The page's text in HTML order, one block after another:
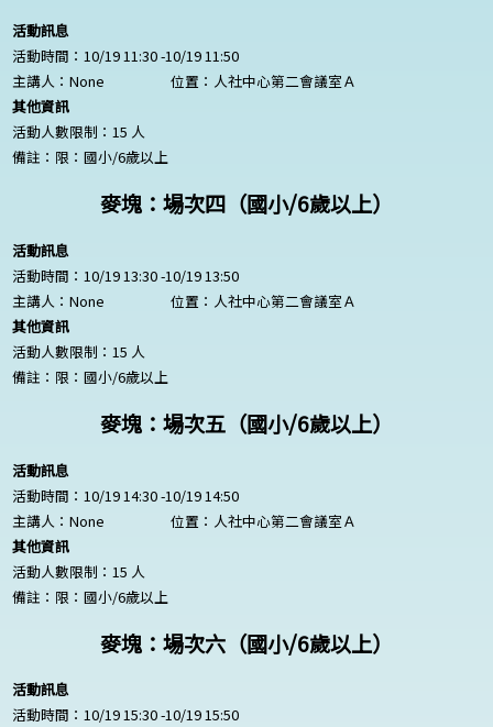
活動訊息
活動時間：10/19 11:30 -10/19 11:50
主講人： None
位置：人社中心第二會議室Ａ
其他資訊
活動人數限制：15 人
備註：限：國小/6歲以上
麥塊：場次四（國小/6歲以上）
活動訊息
活動時間：10/19 13:30 -10/19 13:50
主講人： None
位置：人社中心第二會議室Ａ
其他資訊
活動人數限制：15 人
備註：限：國小/6歲以上
麥塊：場次五（國小/6歲以上）
活動訊息
活動時間：10/19 14:30 -10/19 14:50
主講人： None
位置：人社中心第二會議室Ａ
其他資訊
活動人數限制：15 人
備註：限：國小/6歲以上
麥塊：場次六（國小/6歲以上）
活動訊息
活動時間：10/19 15:30 -10/19 15:50